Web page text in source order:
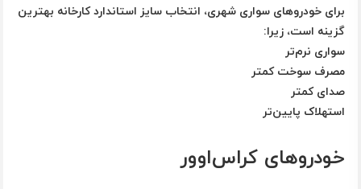
برای خودروهای سواری شهری، انتخاب سایز استاندارد کارخانه بهترین
گزینه است، زیرا:
سواری نرم‌تر
مصرف سوخت کمتر
صدای کمتر
استهلاک پایین‌تر
خودروهای کراس‌اوور